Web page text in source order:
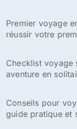
Premier voyage
réussir votre
Checklist
aventure en
Conseils pour
guide pratique et